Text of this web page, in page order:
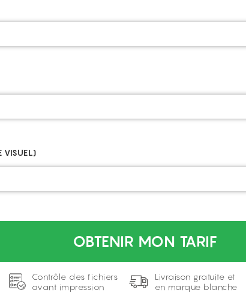
VISUEL)
OBTENIR MON TARIF
Contrôle des fichiers
avant impression
Livraison gratuite et
en marque blanche